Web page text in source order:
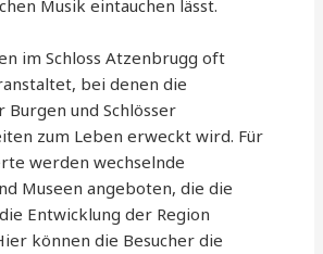
Musik eintauchen lässt.
im Schloss Atzenbrugg oft
bei denen die
und Schlösser
zum Leben erweckt wird. Für
werden wechselnde
Museen angeboten, die die
Entwicklung der Region
können die Besucher die